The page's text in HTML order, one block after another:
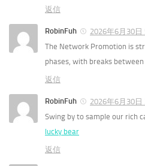
返信
RobinFuh
2026年6月30日
The Network Promotion is
phases, with breaks between
返信
RobinFuh
2026年6月30日
Swing by to sample our rich
lucky bear
返信